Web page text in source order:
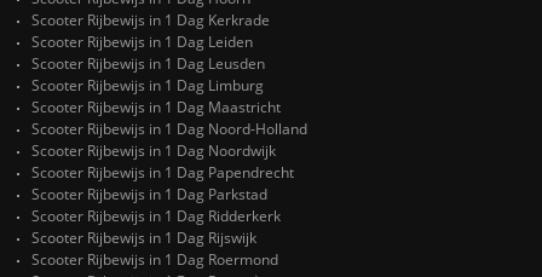
Scooter Rijbewijs in 1 Dag Kerkrade
Scooter Rijbewijs in 1 Dag Leiden
Scooter Rijbewijs in 1 Dag Leusden
Scooter Rijbewijs in 1 Dag Limburg
Scooter Rijbewijs in 1 Dag Maastricht
Scooter Rijbewijs in 1 Dag Noord-Holland
Scooter Rijbewijs in 1 Dag Noordwijk
Scooter Rijbewijs in 1 Dag Papendrecht
Scooter Rijbewijs in 1 Dag Parkstad
Scooter Rijbewijs in 1 Dag Ridderkerk
Scooter Rijbewijs in 1 Dag Rijswijk
Scooter Rijbewijs in 1 Dag Roermond